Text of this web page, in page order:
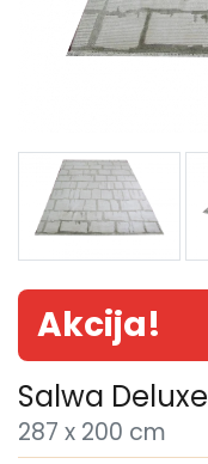
Akcija!
Salwa Deluxe
287 x 200 cm